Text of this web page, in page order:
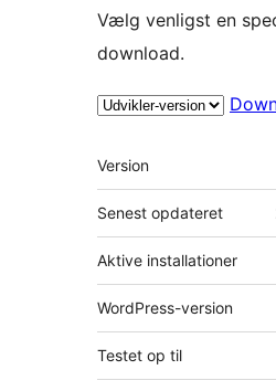
Vælg venligst en
download.
Meta
Version
Senest opdateret
Aktive installationer
WordPress-version
Testet op til